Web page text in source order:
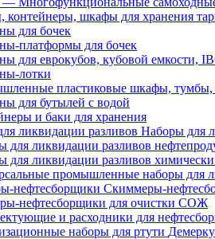
для бочек
платформы для бочек
для еврокубов, кубовой емкости,
лотки
пластиковые шкафы, тумбы,
для бутылей с водой
и баки для хранения
Наборы для
для ликвидации разливов
для ликвидации разливов
промышленные наборы для
Скиммеры-
нефтесборщики для очистки СОЖ
и расходники для